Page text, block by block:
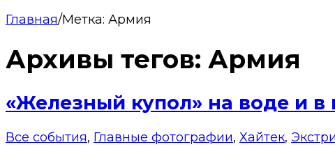
Главная/Метка: Армия
Архивы тегов: Армия
«Железный купол» на воде и в
Все события, Главные фотографии, Хайтек,